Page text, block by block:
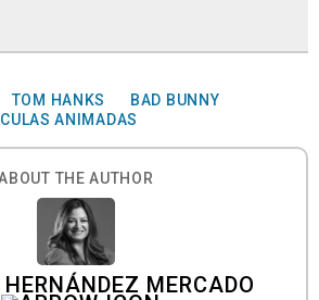
TOM HANKS
BAD BUNNY
ANIMADAS
THE AUTHOR
MERCADO